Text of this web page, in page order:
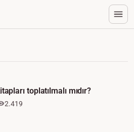
toplatılmalı mıdır?
2.419